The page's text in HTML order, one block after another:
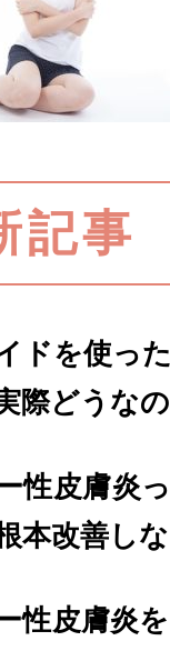
記事
ドを使っ
際どうな
性皮膚炎
本改善し
性皮膚炎